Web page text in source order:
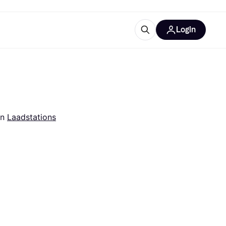
Login
Laadstations